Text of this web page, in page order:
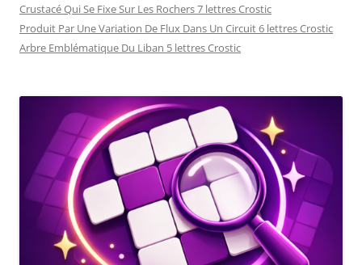
Crustacé Qui Se Fixe Sur Les Rochers 7 lettres Crostic
Produit Par Une Variation De Flux Dans Un Circuit 6 lettres Crostic
Arbre Emblématique Du Liban 5 lettres Crostic